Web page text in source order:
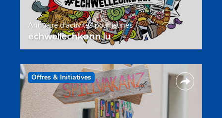
Annuaire d’activités pour jeunes
echwellechkann.lu
Offres & Initiatives